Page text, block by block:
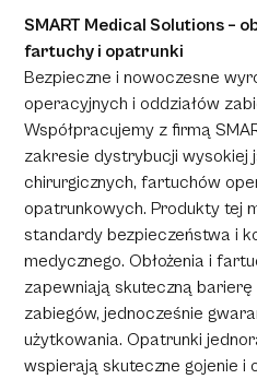
SMART Medical Solutions –
fartuchy i opatrunki
Bezpieczne i nowoczesne
operacyjnych i oddziałów
Współpracujemy z firmą
zakresie dystrybucji wysokiej
chirurgicznych, fartuchów
opatrunkowych. Produkty tej
standardy bezpieczeństwa i
medycznego. Obłożenia i
zapewniają skuteczną
zabiegów, jednocześnie
użytkowania. Opatrunki
wspierają skuteczne gojenie i